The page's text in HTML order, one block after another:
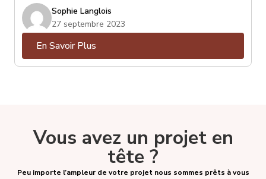
Prime Video, Tout.tv, etc. Certains d’entre eux sont
gratuits, la plupart sont payants et parmi eux, certains
proposeront différents forfaits, souvent associés à
une qualité de diffusion. Deezer, entre autre, propose
Sophie Langlois
27 septembre 2023
En Savoir Plus
Vous avez un projet en
tête ?
Peu importe l’ampleur de votre projet nous sommes prêts à vous